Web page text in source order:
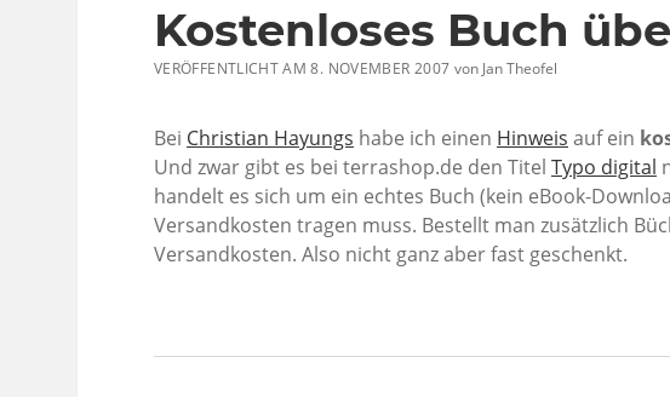
Kostenloses Buch
VERÖFFENTLICHT AM 8. NOVEMBER 2007 vonJan Theofel
Bei Christian Hayungs habe ich einen Hinweis auf ein
Und zwar gibt es bei terrashop.de den Titel Typo digital
handelt es sich um ein echtes Buch (kein eBook-
Versandkosten tragen muss. Bestellt man zusätzlich
Versandkosten. Also nicht ganz aber fast geschenkt.